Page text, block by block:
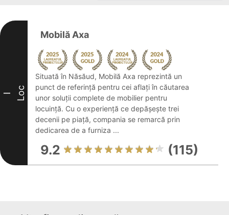
I Loc
Mobilă Axa
Situată în Năsăud, Mobilă Axa reprezintă un
punct de referință pentru cei aflați în căutarea
unor soluții complete de mobilier pentru
locuință. Cu o experiență ce depășește trei
decenii pe piață, compania se remarcă prin
dedicarea de a furniza ...
9.2 (115)